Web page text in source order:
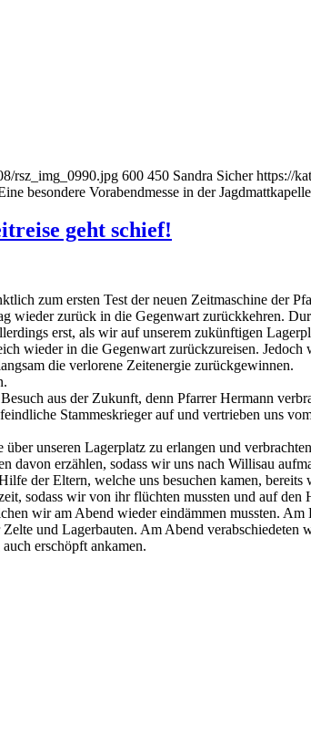
rsz_img_0990.jpg 600 450 Sandra Sicher https://
besondere Vorabendmesse in der Jagdmattkapelle
geht schief!
zum ersten Test der neuen Zeitmaschine der
wieder zurück in die Gegenwart zurückkehren.
erst, als wir auf unserem zukünftigen
wieder in die Gegenwart zurückzureisen.
die verlorene Zeitenergie zurückgewinnen.
aus der Zukunft, denn Pfarrer Hermann
Stammeskrieger auf und vertrieben uns
unseren Lagerplatz zu erlangen und
davon erzählen, sodass wir uns nach Willisau
der Eltern, welche uns besuchen kamen,
sodass wir von ihr flüchten mussten und auf
wir am Abend wieder eindämmen mussten.
und Lagerbauten. Am Abend
erschöpft ankamen.